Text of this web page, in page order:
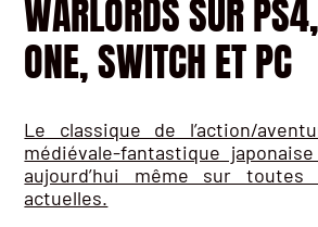
WARLORDS SUR
ONE, SWITCH ET PC
Le classique de l’action/
médiévale-fantastique
aujourd’hui même sur toutes
actuelles.